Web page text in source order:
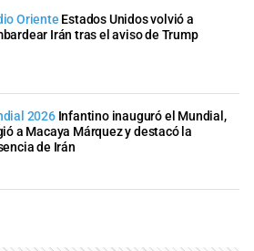
Oriente Estados Unidos volvió a
Irán tras el aviso de Trump
2026 Infantino inauguró el Mundial,
a Macaya Márquez y destacó la
de Irán